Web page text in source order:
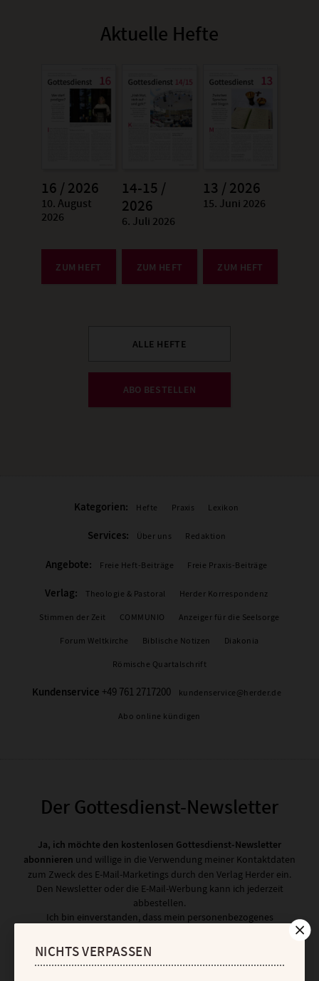
Aktuelle Hefte
16 / 2026
:
10. August
2026
ZUM HEFT
14-15 /
2026
:
6. Juli 2026
ZUM HEFT
13 / 2026
:
15. Juni 2026
ZUM HEFT
ALLE HEFTE
ABO BESTELLEN
Kategorien: Hefte Praxis Lexikon
Services: Über uns Redaktion
Angebote: Freie Heft-Beiträge Freie Praxis-Beiträge
Verlag: Theologie & Pastoral Herder Korrespondenz
Stimmen der Zeit COMMUNIO Anzeiger für die Seelsorge
Forum Weltkirche Biblische Notizen Diakonia
Römische Quartalschrift
Kundenservice +49 761 2717200 kundenservice@herder.de
Abo online kündigen
Der Gottesdienst-Newsletter
Ja, ich möchte den kostenlosen Gottesdienst-Newsletter
abonnieren und willige in die Verwendung meiner Kontaktdaten
zum Zweck des E-Mail-Marketings durch den Verlag Herder ein.
Den Newsletter oder die E-Mail-Werbung kann ich jederzeit
abbestellen.
Ich bin einverstanden, dass mein personenbezogenes
Nutzungsverhalten in Newsletter und E-Mail-Werbung erfasst und
ausgewertet wird, um die Inhalte besser auf meine Interessen
auszurichten. Über einen Link in Newsletter oder E-Mail kann ich
NICHTS VERPASSEN